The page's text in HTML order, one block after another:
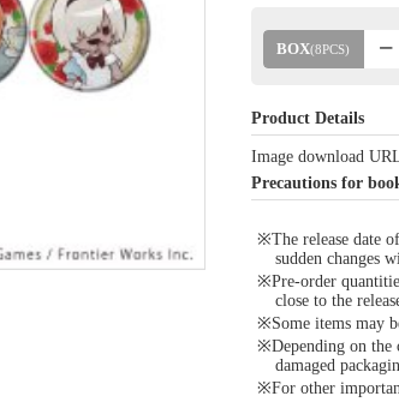
BOX(8PCS)
Product Details
Image download
Precautions for
※The release date
sudden changes
※Pre-order
close to the
※Some items may
※Depending on the
damaged
※For other